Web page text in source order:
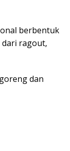
berbentuk
ragout,
dan